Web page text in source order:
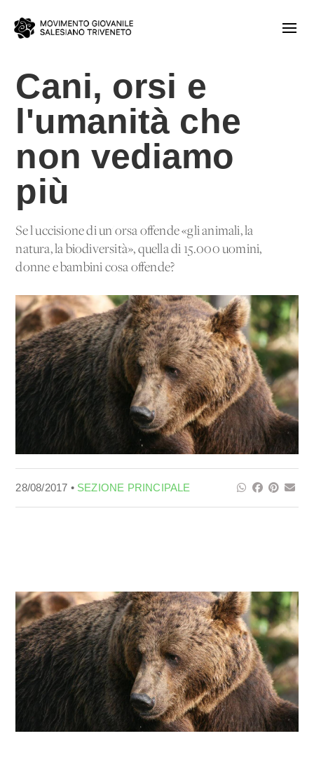
Cani, orsi e
l'umanità che
non vediamo
più
Se l'uccisione di un'orsa offende «gli animali, la
natura, la biodiversità», quella di 15.000 uomini,
donne e bambini cosa offende?
28/08/2017 • SEZIONE PRINCIPALE